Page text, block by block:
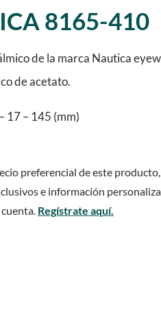
8165-410
de la marca Nautica
de acetato.
17 – 145 (mm)
preferencial de este
e información
Regístrate aquí.